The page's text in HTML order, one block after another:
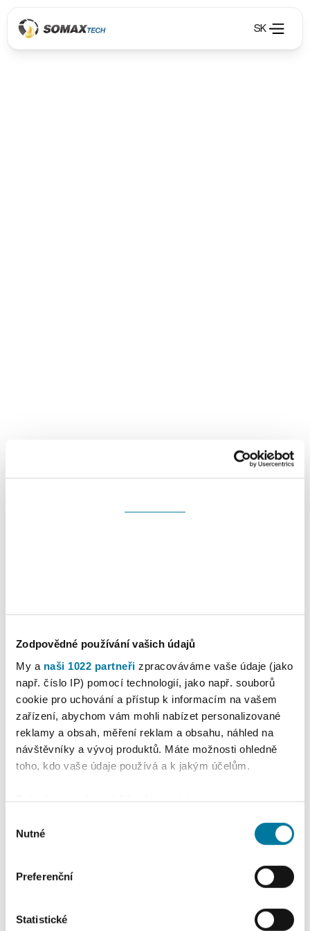
Zodpovědné používání vašich údajů
My a naši 1022 partneři zpracováváme vaše údaje (jako
např. číslo IP) pomocí technologií, jako např. souborů
cookie pro uchování a přístup k informacím na vašem
zařízení, abychom vám mohli nabízet personalizované
reklamy a obsah, měření reklam a obsahu, náhled na
návštěvníky a vývoj produktů. Máte možnosti ohledně
toho, kdo vaše údaje používá a k jakým účelům.
poloze, které mohou být přesné na několik metrů
Identifikovali vaše zařízení pomocí aktivního
Zjistěte více o tom, jak zpracováváme vaše osobní
Svůj souhlas můžete kdykoliv změnit nebo odvolat v
souhlasu
Nutné
Preferenční
Statistické
SK
Předchozí článek